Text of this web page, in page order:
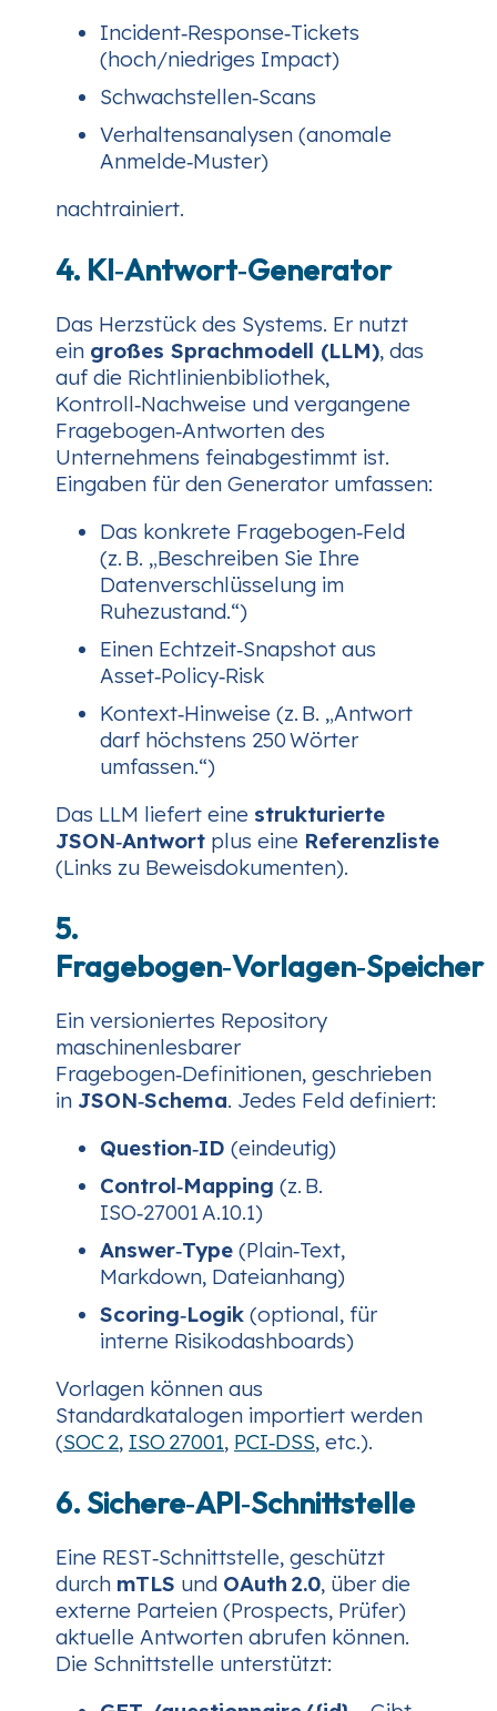
Incident‑Response‑Tickets
(hoch/niedriges Impact)
Schwachstellen‑Scans
Verhaltensanalysen (anomale
Anmelde‑Muster)
nachtrainiert.
4. KI‑Antwort‑Generator
Das Herzstück des Systems. Er nutzt
ein großes Sprachmodell (LLM), das
auf die Richtlinienbibliothek,
Kontroll‑Nachweise und vergangene
Fragebogen‑Antworten des
Unternehmens feinabgestimmt ist.
Eingaben für den Generator umfassen:
Das konkrete Fragebogen‑Feld
(z. B. „Beschreiben Sie Ihre
Datenverschlüsselung im
Ruhezustand.“)
Einen Echtzeit‑Snapshot aus
Asset‑Policy‑Risk
Kontext‑Hinweise (z. B. „Antwort
darf höchstens 250 Wörter
umfassen.“)
Das LLM liefert eine strukturierte
JSON‑Antwort plus eine Referenzliste
(Links zu Beweisdokumenten).
5.
Fragebogen‑Vorlagen‑Speicher
Ein versioniertes Repository
maschinenlesbarer
Fragebogen‑Definitionen, geschrieben
in JSON‑Schema. Jedes Feld definiert:
Question‑ID (eindeutig)
Control‑Mapping (z. B.
ISO‑27001 A.10.1)
Answer‑Type (Plain‑Text,
Markdown, Dateianhang)
Scoring‑Logik (optional, für
interne Risikodashboards)
Vorlagen können aus
Standardkatalogen importiert werden
(SOC 2, ISO 27001, PCI‑DSS, etc.).
6. Sichere‑API‑Schnittstelle
Eine REST‑Schnittstelle, geschützt
durch mTLS und OAuth 2.0, über die
externe Parteien (Prospects, Prüfer)
aktuelle Antworten abrufen können.
Die Schnittstelle unterstützt: